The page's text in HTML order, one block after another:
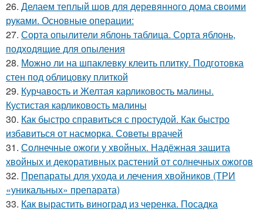
26. Делаем теплый шов для деревянного дома своими
руками. Основные операции:
27. Сорта опылители яблонь таблица. Сорта яблонь,
подходящие для опыления
28. Можно ли на шпаклевку клеить плитку. Подготовка
стен под облицовку плиткой
29. Курчавость и Желтая карликовость малины.
Кустистая карликовость малины
30. Как быстро справиться с простудой. Как быстро
избавиться от насморка. Советы врачей
31. Солнечные ожоги у хвойных. Надёжная защита
хвойных и декоративных растений от солнечных ожогов
32. Препараты для ухода и лечения хвойников (ТРИ
«уникальных» препарата)
33. Как вырастить виноград из черенка. Посадка